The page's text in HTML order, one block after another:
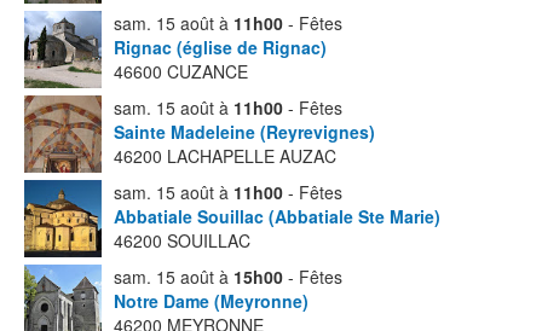
sam. 15 août à 11h00 - Fêtes
Rignac (église de Rignac)
46600 CUZANCE
sam. 15 août à 11h00 - Fêtes
Sainte Madeleine (Reyrevignes)
46200 LACHAPELLE AUZAC
sam. 15 août à 11h00 - Fêtes
Abbatiale Souillac (Abbatiale Ste Marie)
46200 SOUILLAC
sam. 15 août à 15h00 - Fêtes
Notre Dame (Meyronne)
46200 MEYRONNE